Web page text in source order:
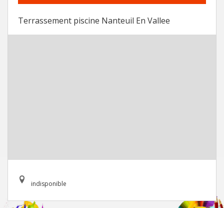
Terrassement piscine Nanteuil En Vallee
indisponible